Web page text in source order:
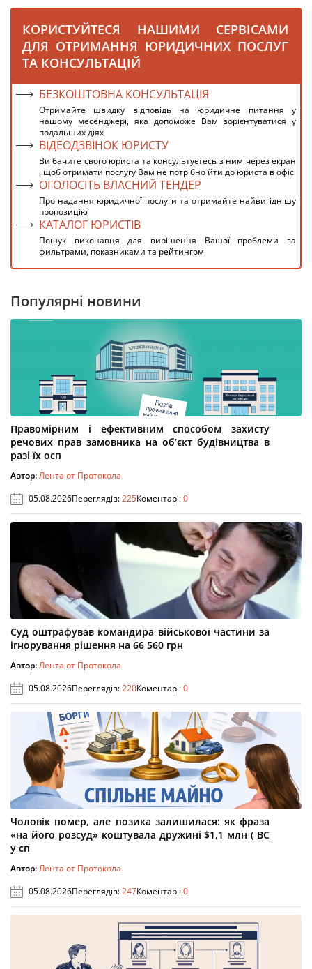
КОРИСТУЙТЕСЯ НАШИМИ СЕРВІСАМИ
ДЛЯ ОТРИМАННЯ ЮРИДИЧНИХ ПОСЛУГ
ТА КОНСУЛЬТАЦІЙ
БЕЗКОШТОВНА КОНСУЛЬТАЦІЯ
Отримайте швидку відповідь на юридичне питання у
нашому месенджері, яка допоможе Вам зорієнтуватися у
подальших діях
ВІДЕОДЗВІНОК ЮРИСТУ
Ви бачите свого юриста та консультуєтесь з ним через екран
, щоб отримати послугу Вам не потрібно йти до юриста в офіс
ОГОЛОСІТЬ ВЛАСНИЙ ТЕНДЕР
Про надання юридичної послуги та отримайте найвигіднішу
пропозицію
КАТАЛОГ ЮРИСТІВ
Пошук виконавця для вирішення Вашої проблеми за
фильтрами, показниками та рейтингом
Популярні новини
Правомірним і ефективним способом захисту
речових прав замовника на об’єкт будівництва в
разі їх осп
Автор:Лента от Протокола
05.08.2026Переглядів:225Коментарі:0
Суд оштрафував командира військової частини за
ігнорування рішення на 66 560 грн
Автор:Лента от Протокола
05.08.2026Переглядів:220Коментарі:0
Чоловік помер, але позика залишилася: як фраза
«на його розсуд» коштувала дружині $1,1 млн ( ВС
у сп
Автор:Лента от Протокола
05.08.2026Переглядів:247Коментарі:0